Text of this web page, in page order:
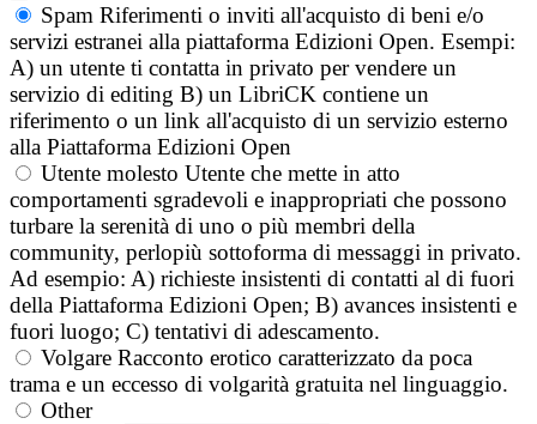
Spam Riferimenti o inviti all'acquisto di beni e/o
servizi estranei alla piattaforma Edizioni Open. Esempi:
A) un utente ti contatta in privato per vendere un
servizio di editing B) un LibriCK contiene un
riferimento o un link all'acquisto di un servizio esterno
alla Piattaforma Edizioni Open
Utente molesto Utente che mette in atto
comportamenti sgradevoli e inappropriati che possono
turbare la serenità di uno o più membri della
community, perlopiù sottoforma di messaggi in privato.
Ad esempio: A) richieste insistenti di contatti al di fuori
della Piattaforma Edizioni Open; B) avances insistenti e
fuori luogo; C) tentativi di adescamento.
Volgare Racconto erotico caratterizzato da poca
trama e un eccesso di volgarità gratuita nel linguaggio.
Other